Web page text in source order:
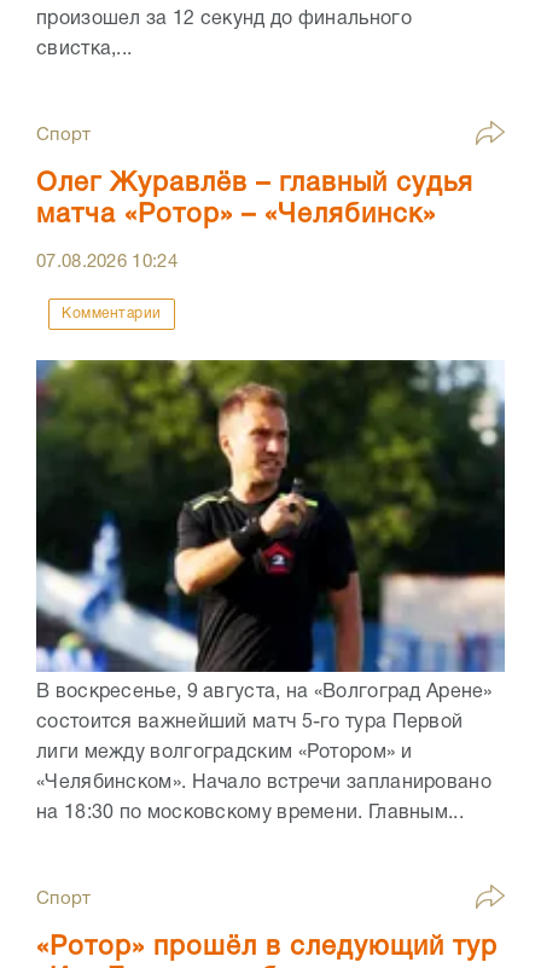
произошел за 12 секунд до финального
свистка,...
Спорт
Олег Журавлёв – главный судья
матча «Ротор» – «Челябинск»
07.08.2026 10:24
Комментарии
В воскресенье, 9 августа, на «Волгоград Арене»
состоится важнейший матч 5-го тура Первой
лиги между волгоградским «Ротором» и
«Челябинском». Начало встречи запланировано
на 18:30 по московскому времени. Главным...
Спорт
«Ротор» прошёл в следующий тур